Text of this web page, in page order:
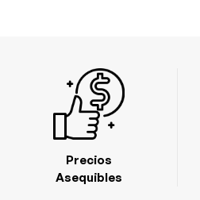
Precios
Asequibles